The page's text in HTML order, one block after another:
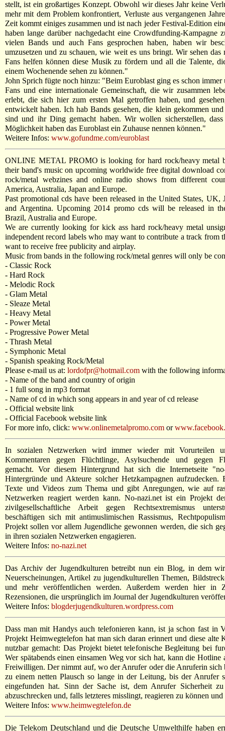
stellt, ist ein großartiges Konzept. Obwohl wir dieses Jahr keine
mehr mit dem Problem konfrontiert, Verluste aus vergangenen
Zeit kommt einiges zusammen und ist nach jeder Festival-Edition
haben lange darüber nachgedacht eine Crowdfunding-Kampagne
vielen Bands und auch Fans gesprochen haben, haben wir
umzusetzen und zu schauen, wie weit es uns bringt. Wir sehen
Fans helfen können diese Musik zu fördern und all die Talente,
einem Wochenende sehen zu können."
John Sprich fügte noch hinzu: "Beim Euroblast ging es schon
Fans und eine internationale Gemeinschaft, die wir zusammen
erlebt, die sich hier zum ersten Mal getroffen haben, und
entwickelt haben. Ich hab Bands gesehen, die klein gekommen
sind und ihr Ding gemacht haben. Wir wollen sicherstellen,
Möglichkeit haben das Euroblast ein Zuhause nennen können."
Weitere Infos: www.gofundme.com/euroblast
ONLINE METAL PROMO is looking for hard rock/heavy metal
their band's music on upcoming worldwide free digital download
rock/metal webzines and online radio shows from different
America, Australia, Japan and Europe.
Past promotional cds have been released in the United States, UK,
and Argentina. Upcoming 2014 promo cds will be released in
Brazil, Australia and Europe.
We are currently looking for kick ass hard rock/heavy metal
independent record labels who may want to contribute a track from
want to receive free publicity and airplay.
Music from bands in the following rock/metal genres will only be
- Classic Rock
- Hard Rock
- Melodic Rock
- Glam Metal
- Sleaze Metal
- Heavy Metal
- Power Metal
- Progressive Power Metal
- Thrash Metal
- Symphonic Metal
- Spanish speaking Rock/Metal
Please e-mail us at: lordofpr@hotmail.com with the following
- Name of the band and country of origin
- 1 full song in mp3 format
- Name of cd in which song appears in and year of cd release
- Official website link
- Official Facebook website link
For more info, click: www.onlinemetalpromo.com or
In sozialen Netzwerken wird immer wieder mit Vorurteilen
Kommentaren gegen Flüchtlinge, Asylsuchende und gegen
gemacht. Vor diesem Hintergrund hat sich die Internetseite
Hintergründe und Akteure solcher Hetzkampagnen aufzudecken.
Texte und Videos zum Thema und gibt Anregungen, wie auf
Netzwerken reagiert werden kann. No-nazi.net ist ein Projekt
zivilgesellschaftliche Arbeit gegen Rechtsextremismus
beschäftigen sich mit antimuslimischen Rassismus,
Projekt sollen vor allem Jugendliche gewonnen werden, die sich
in ihren sozialen Netzwerken engagieren.
Weitere Infos: no-nazi.net
Das Archiv der Jugendkulturen betreibt nun ein Blog, in dem wir
Neuerscheinungen, Artikel zu jugendkulturellen Themen,
und mehr veröffentlichen werden. Außerdem werden hier in
Rezensionen, die ursprünglich im Journal der Jugendkulturen
Weitere Infos: blogderjugendkulturen.wordpress.com
Dass man mit Handys auch telefonieren kann, ist ja schon fast in
Projekt Heimwegtelefon hat man sich daran erinnert und diese
nutzbar gemacht: Das Projekt bietet telefonische Begleitung bei
Wer spätabends einen einsamen Weg vor sich hat, kann die
Freiwilligen. Der nimmt auf, wo der Anrufer oder die Anruferin sich
zu einem netten Plausch so lange in der Leitung, bis der Anrufer
eingefunden hat. Sinn der Sache ist, dem Anrufer Sicherheit
abzuschrecken und, falls letzteres misslingt, reagieren zu können
Weitere Infos: www.heimwegtelefon.de
Die Telekom Deutschland und die Deutsche Umwelthilfe haben